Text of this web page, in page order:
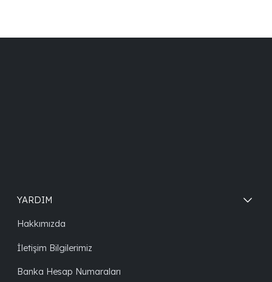
YARDIM
Hakkımızda
İletişim Bilgilerimiz
Banka Hesap Numaraları